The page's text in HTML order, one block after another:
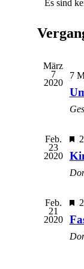
von
Es sind
März
7
2020
7
Feb.
23
2020
Feb.
21
2020